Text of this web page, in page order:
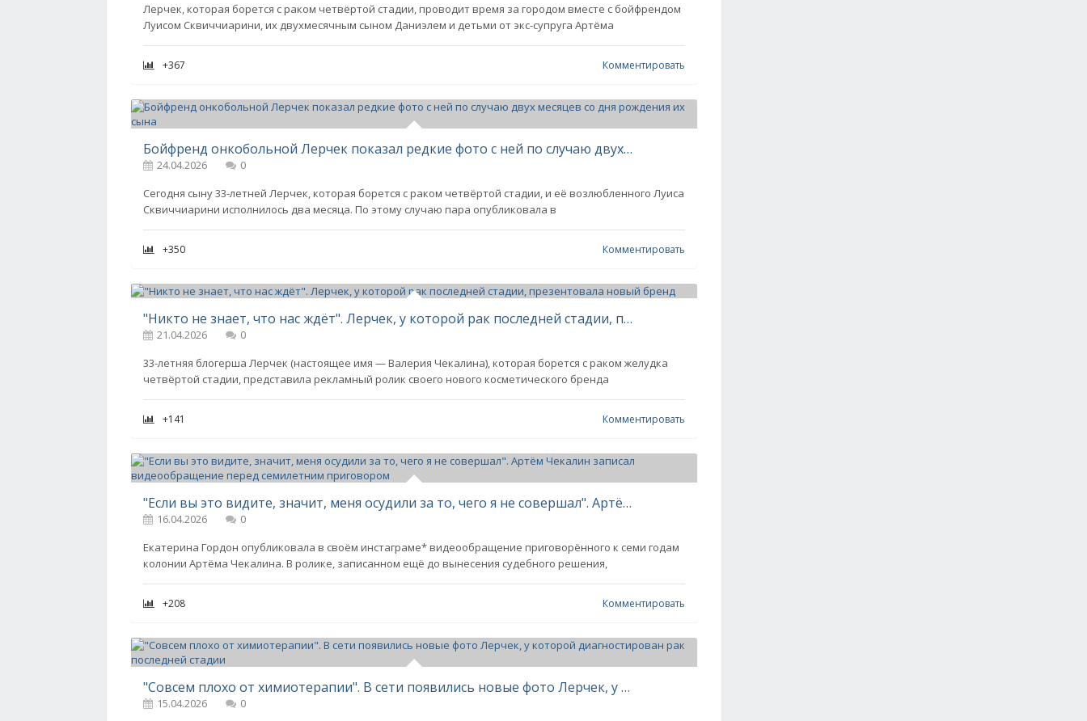
Лерчек, которая борется с раком четвёртой стадии, проводит время за городом вместе с бойфрендом
Луисом Сквиччиарини, их двухмесячным сыном Даниэлем и детьми от экс-супруга Артёма
+367 Комментировать
Бойфренд онкобольной Лерчек показал редкие фото с ней по случаю двух месяцев со дня рождения их сына
24.04.2026
0
Сегодня сыну 33-летней Лерчек, которая борется с раком четвёртой стадии, и её возлюбленного Луиса
Сквиччиарини исполнилось два месяца. По этому случаю пара опубликовала в
+350 Комментировать
"Никто не знает, что нас ждёт". Лерчек, у которой рак последней стадии, презентовала новый бренд
21.04.2026
0
33-летняя блогерша Лерчек (настоящее имя — Валерия Чекалина), которая борется с раком желудка
четвёртой стадии, представила рекламный ролик своего нового косметического бренда
+141 Комментировать
"Если вы это видите, значит, меня осудили за то, чего я не совершал". Артём Чекалин записал видеообращение перед семилетним приговором
16.04.2026
0
Екатерина Гордон опубликовала в своём инстаграме* видеообращение приговорённого к семи годам
колонии Артёма Чекалина. В ролике, записанном ещё до вынесения судебного решения,
+208 Комментировать
"Совсем плохо от химиотерапии". В сети появились новые фото Лерчек, у которой диагностирован рак последней стадии
15.04.2026 0